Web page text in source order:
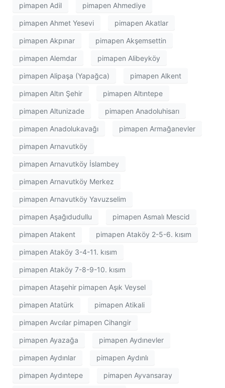
pimapen Adil pimapen Ahmediye
pimapen Ahmet Yesevi pimapen Akatlar
pimapen Akpınar pimapen Akşemsettin
pimapen Alemdar pimapen Alibeyköy
pimapen Alipaşa (Yapağca) pimapen Alkent
pimapen Altın Şehir pimapen Altıntepe
pimapen Altunizade pimapen Anadoluhisarı
pimapen Anadolukavağı pimapen Armağanevler
pimapen Arnavutköy
pimapen Arnavutköy İslambey
pimapen Arnavutköy Merkez
pimapen Arnavutköy Yavuzselim
pimapen Aşağıdudullu pimapen Asmalı Mescid
pimapen Atakent pimapen Ataköy 2-5-6. kısım
pimapen Ataköy 3-4-11. kısım
pimapen Ataköy 7-8-9-10. kısım
pimapen Ataşehir pimapen Aşık Veysel
pimapen Atatürk pimapen Atikali
pimapen Avcılar pimapen Cihangir
pimapen Ayazağa pimapen Aydınevler
pimapen Aydınlar pimapen Aydınlı
pimapen Aydıntepe pimapen Ayvansaray